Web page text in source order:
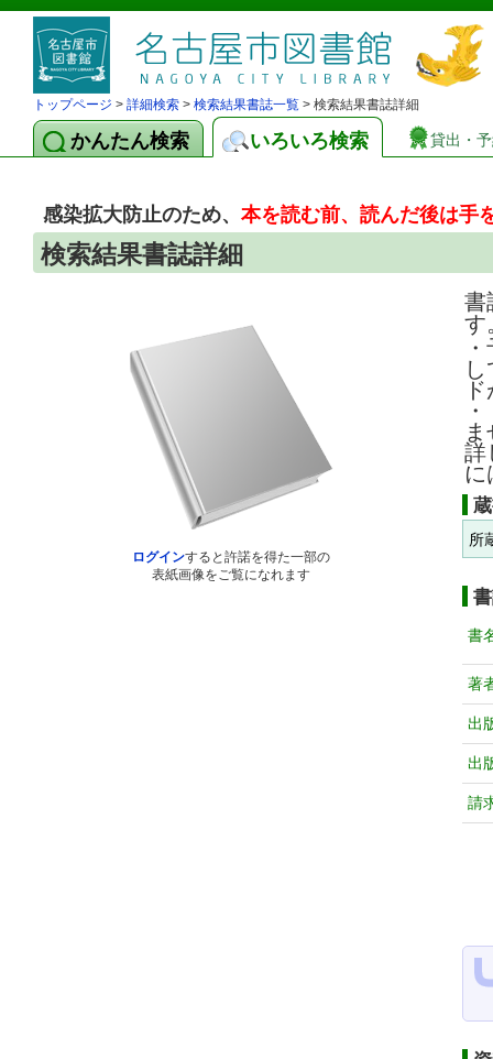
トップページ > 詳細検索 > 検索結果書誌一覧 > 検索結果書誌詳細
かんたん検索 いろいろ検索 貸出・
感染拡大防止のため、本を読む前、読んだ後は手
検索結果書誌詳細
ログインすると許諾を得た一部の
表紙画像をご覧になれます
書
す
詳
に
所
書
著
出
出
請